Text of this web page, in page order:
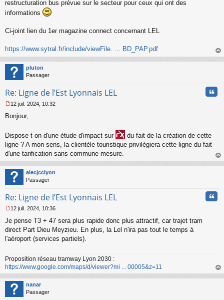
s
s
a
e
o
n
l
u
restructuration bus prévue sur le secteur pour ceux qui ont des
informations
Ci-joint lien du 1er magazine connect concernant LEL
https://www.sytral.fr/include/viewFile. ... BD_PAP.pdf
au
pluton
Passager
Re: Ligne de l’Est Lyonnais LEL
e
a
g
e
n
o
n
l
12 juil. 2024, 10:32
Bonjour,
Dispose t on d'une étude d'impact sur
du fait de la création de cette
ligne ? A mon sens, la clientèle touristique privilégiera cette ligne du fait
d'une tarification sans commune mesure.
au
alecjcclyon
Passager
Re: Ligne de l’Est Lyonnais LEL
e
s
s
e
n
o
n
l
u
12 juil. 2024, 10:36
Je pense T3 + 47 sera plus rapide donc plus attractif, car trajet tram
direct Part Dieu Meyzieu. En plus, la Lel n'ira pas tout le temps à
l'aéroport (services partiels).
Proposition réseau tramway Lyon 2030 :
https://www.google.com/maps/d/viewer?mi ... 00005&z=11
au
nanar
Passager